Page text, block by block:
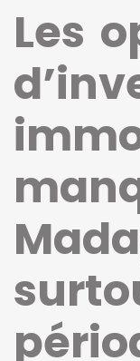
Les